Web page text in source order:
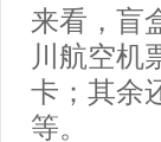
来看，盲
川航空
卡；其余
等。